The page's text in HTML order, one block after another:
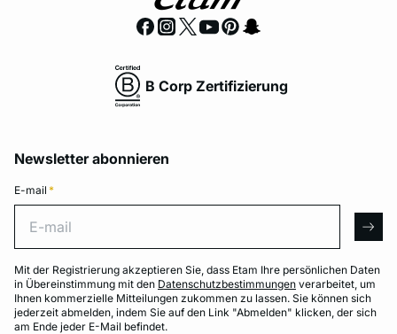
B Corp Zertifizierung
Newsletter abonnieren
E-mail *
Mit der Registrierung akzeptieren Sie, dass Etam Ihre persönlichen Daten
in Übereinstimmung mit den Datenschutzbestimmungen verarbeitet, um
Ihnen kommerzielle Mitteilungen zukommen zu lassen. Sie können sich
jederzeit abmelden, indem Sie auf den Link "Abmelden" klicken, der sich
am Ende jeder E-Mail befindet.